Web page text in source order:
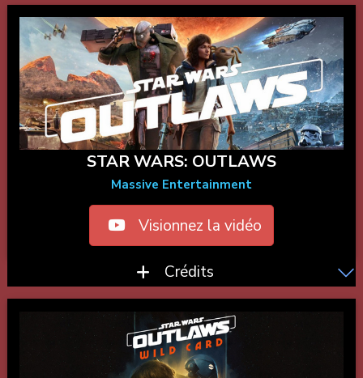
STAR WARS: OUTLAWS
Massive Entertainment
Visionnez la vidéo
Crédits